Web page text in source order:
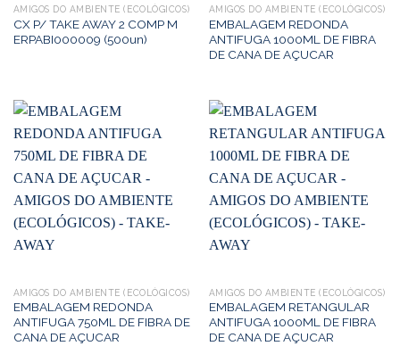
AMIGOS DO AMBIENTE (ECOLÓGICOS)
CX P/ TAKE AWAY 2 COMP M
ERPABI000009 (500un)
AMIGOS DO AMBIENTE (ECOLÓGICOS)
EMBALAGEM REDONDA
ANTIFUGA 1000ML DE FIBRA
DE CANA DE AÇUCAR
AMIGOS DO AMBIENTE (ECOLÓGICOS)
EMBALAGEM REDONDA
ANTIFUGA 750ML DE FIBRA DE
CANA DE AÇUCAR
AMIGOS DO AMBIENTE (ECOLÓGICOS)
EMBALAGEM RETANGULAR
ANTIFUGA 1000ML DE FIBRA
DE CANA DE AÇUCAR